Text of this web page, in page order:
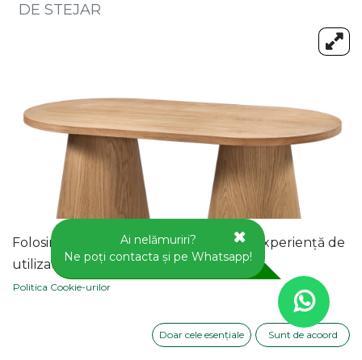
DE STEJAR
Folosim cookie-uri pentru a vă oferi o experiență de
utilizator mai bună pe acest site web.
Politica Cookie-urilor
Doar cele esențiale Sunt de acoord
Ai nelămuriri?
Ne poți contacta și pe Whatsapp!